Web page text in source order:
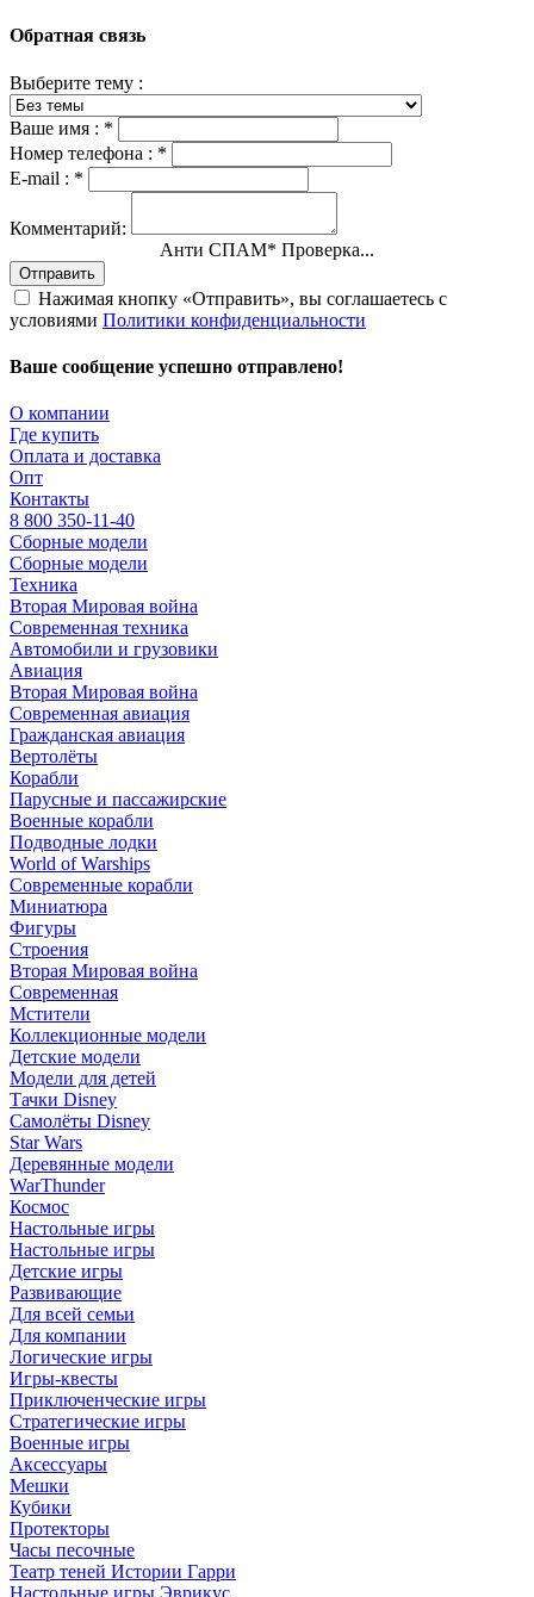
Обратная связь
Выберите тему :
Ваше имя : *
Номер телефона : *
E-mail : *
Комментарий:
Анти СПАМ* Проверка...
Отправить
Нажимая кнопку «Отправить», вы соглашаетесь с
условиями Политики конфиденциальности
Ваше сообщение успешно отправлено!
О компании
Где купить
Оплата и доставка
Опт
Контакты
8 800 350-11-40
Сборные модели
Сборные модели
Техника
Вторая Мировая война
Современная техника
Автомобили и грузовики
Авиация
Вторая Мировая война
Современная авиация
Гражданская авиация
Вертолёты
Корабли
Парусные и пассажирские
Военные корабли
Подводные лодки
World of Warships
Современные корабли
Миниатюра
Фигуры
Строения
Вторая Мировая война
Современная
Мстители
Коллекционные модели
Детские модели
Модели для детей
Тачки Disney
Самолёты Disney
Star Wars
Деревянные модели
WarThunder
Космос
Настольные игры
Настольные игры
Детские игры
Развивающие
Для всей семьи
Для компании
Логические игры
Игры-квесты
Приключенческие игры
Стратегические игры
Военные игры
Аксессуары
Мешки
Кубики
Протекторы
Часы песочные
Театр теней Истории Гарри
Настольные игры Эврикус